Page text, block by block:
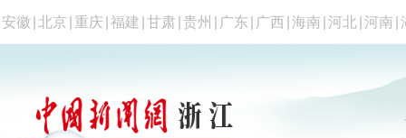
安徽 北京 重庆 福建 甘肃 贵州 广东 广西 海南 河北 河南